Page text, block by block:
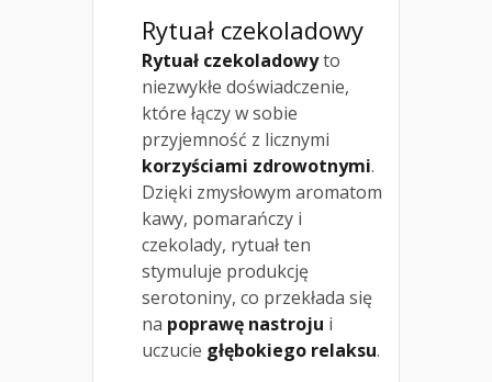
Rytuał czekoladowy
Rytuał czekoladowyto
niezwykłe doświadczenie,
które łączy w sobie
przyjemność z licznymi
korzyściami zdrowotnymi.
Dzięki zmysłowym aromatom
kawy, pomarańczy i
czekolady, rytuał ten
stymuluje produkcję
serotoniny, co przekłada się
na poprawę nastroju i
uczucie głębokiego relaksu.